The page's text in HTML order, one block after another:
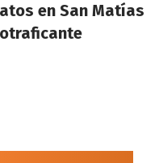
en San Matías